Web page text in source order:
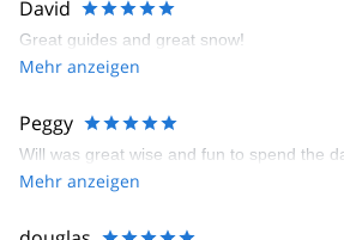
David
Great guides and great snow!
Mehr anzeigen
Peggy
Will was great wise and fun to spend the
Mehr anzeigen